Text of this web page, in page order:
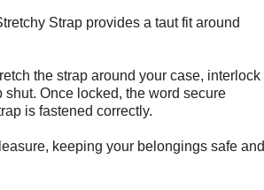
Strap provides a taut fit around
the strap around your case, interlock
Once locked, the word secure
is fastened correctly.
keeping your belongings safe and